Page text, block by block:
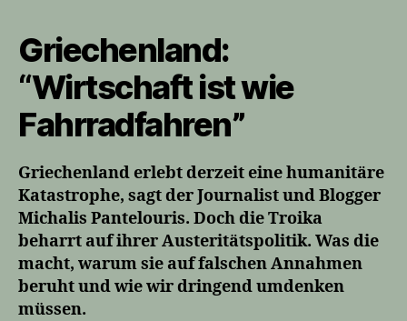
Griechenland:
“Wirtschaft ist wie
Fahrradfahren”
Griechenland erlebt derzeit eine humanitäre
Katastrophe, sagt der Journalist und Blogger
Michalis Pantelouris. Doch die Troika
beharrt auf ihrer Austeritätspolitik. Was die
macht, warum sie auf falschen Annahmen
beruht und wie wir dringend umdenken
müssen.